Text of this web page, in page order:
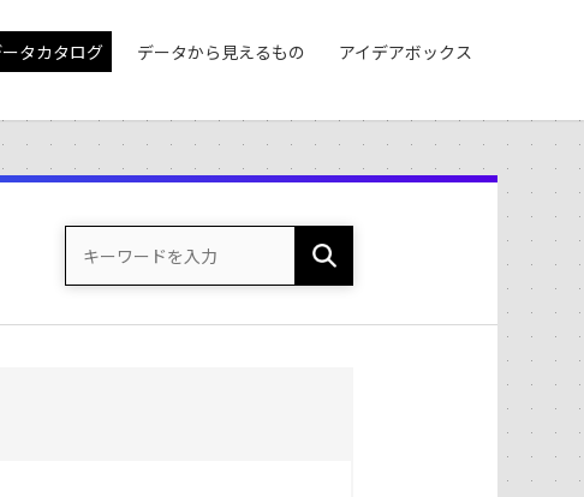
タカタログ データから見えるもの アイデアボックス